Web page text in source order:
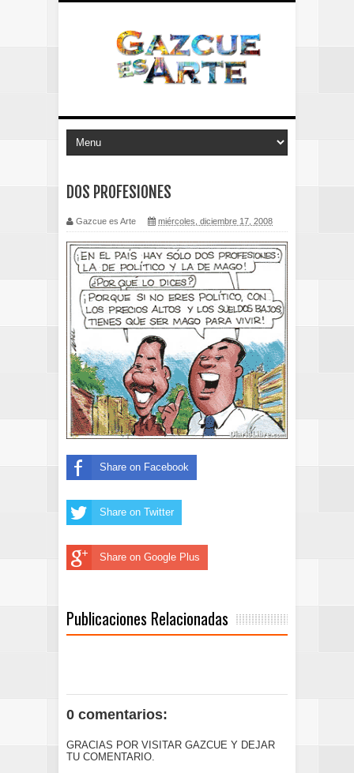
DOS PROFESIONES
Gazcue es Arte miércoles, diciembre 17, 2008
Share on Facebook
Share on Twitter
Share on Google Plus
Publicaciones Relacionadas
0 comentarios:
GRACIAS POR VISITAR GAZCUE Y DEJAR
TU COMENTARIO.